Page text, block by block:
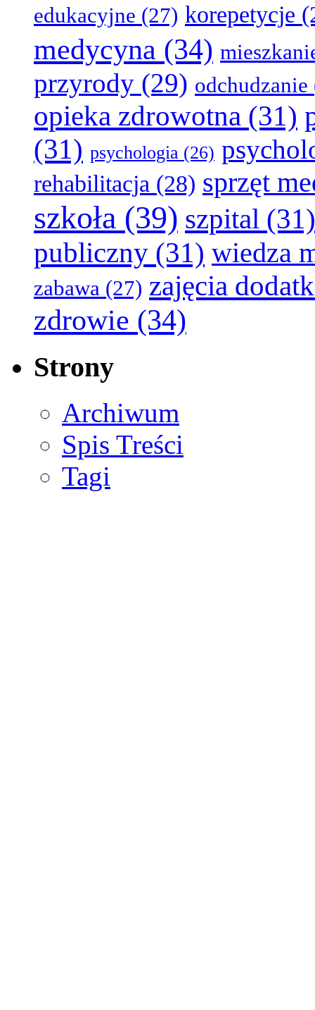
edukacyjne (27) korepetycje
medycyna (34)
przyrody (29) odchudzanie
opieka zdrowotna (31)
(31) psychologia (26)
rehabilitacja (28) sprzęt
szkoła (39) szpital (31)
publiczny (31) wiedza
zabawa (27) zajęcia
zdrowie (34)
Strony
Archiwum
Spis Treści
Tagi